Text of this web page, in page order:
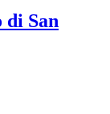
di San